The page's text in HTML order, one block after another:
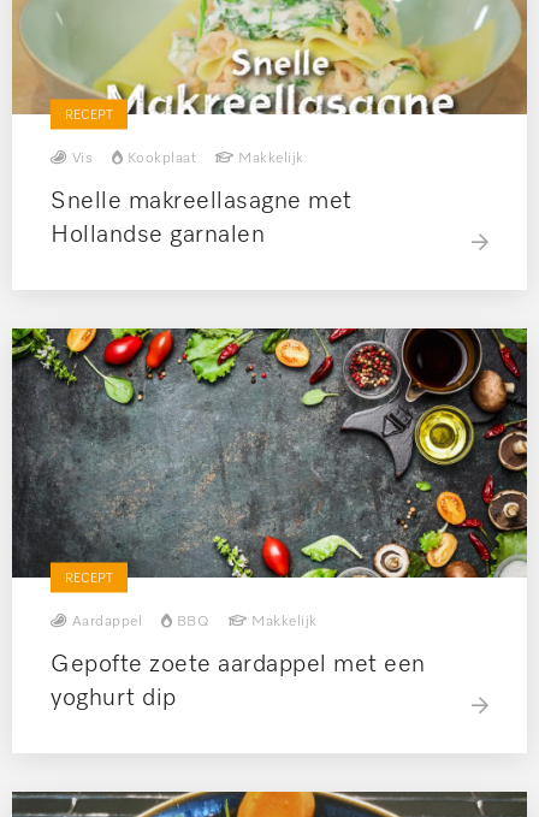
RECEPT
Vis Kookplaat Makkelijk
Snelle makreellasagne met
Hollandse garnalen
RECEPT
Aardappel BBQ Makkelijk
Gepofte zoete aardappel met een
yoghurt dip